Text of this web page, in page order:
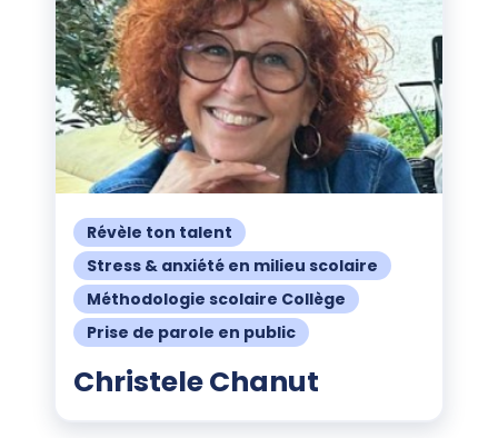
Révèle ton talent
Stress & anxiété en milieu scolaire
Méthodologie scolaire Collège
Prise de parole en public
Christele Chanut